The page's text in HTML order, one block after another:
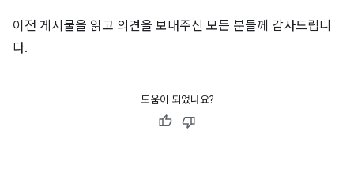
이전 게시물을 읽고 의견을 보내주신 모든 분들께 감사드립니
다.
도움이 되었나요?